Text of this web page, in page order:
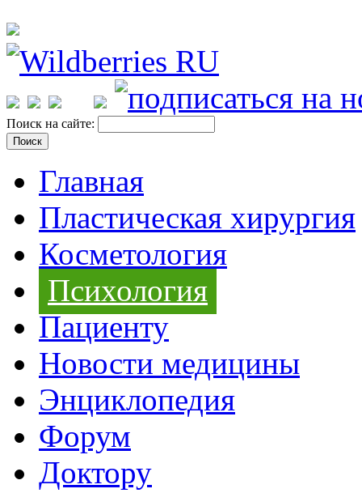
Поиск на сайте:
Главная
Пластическая хирургия
Косметология
Психология
Пациенту
Новости медицины
Энциклопедия
Форум
Доктору